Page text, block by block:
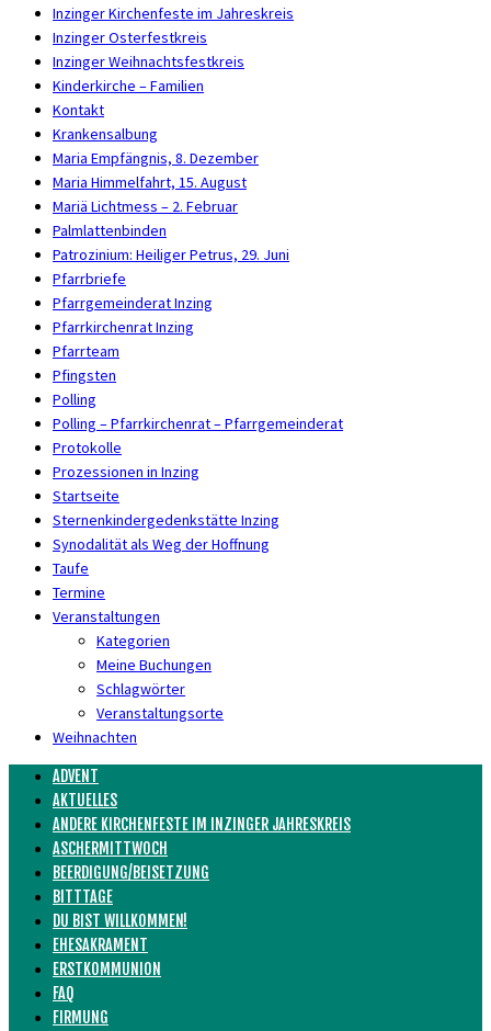
Inzinger Kirchenfeste im Jahreskreis
Inzinger Osterfestkreis
Inzinger Weihnachtsfestkreis
Kinderkirche – Familien
Kontakt
Krankensalbung
Maria Empfängnis, 8. Dezember
Maria Himmelfahrt, 15. August
Mariä Lichtmess – 2. Februar
Palmlattenbinden
Patrozinium: Heiliger Petrus, 29. Juni
Pfarrbriefe
Pfarrgemeinderat Inzing
Pfarrkirchenrat Inzing
Pfarrteam
Pfingsten
Polling
Polling – Pfarrkirchenrat – Pfarrgemeinderat
Protokolle
Prozessionen in Inzing
Startseite
Sternenkindergedenkstätte Inzing
Synodalität als Weg der Hoffnung
Taufe
Termine
Veranstaltungen
Kategorien
Meine Buchungen
Schlagwörter
Veranstaltungsorte
Weihnachten
ADVENT
AKTUELLES
ANDERE KIRCHENFESTE IM INZINGER JAHRESKREIS
ASCHERMITTWOCH
BEERDIGUNG/BEISETZUNG
BITTTAGE
DU BIST WILLKOMMEN!
EHESAKRAMENT
ERSTKOMMUNION
FAQ
FIRMUNG